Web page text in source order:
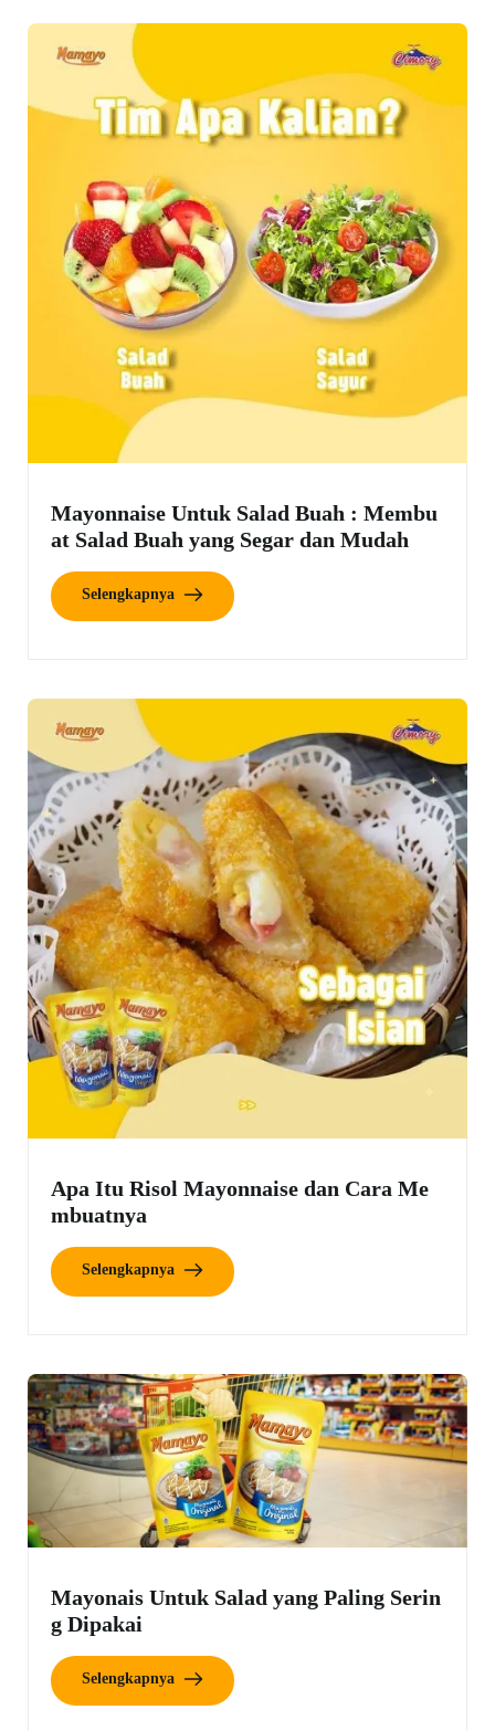
Mayonnaise Untuk Salad Buah : Membu
at Salad Buah yang Segar dan Mudah
Selengkapnya
Apa Itu Risol Mayonnaise dan Cara Me
mbuatnya
Selengkapnya
Mayonais Untuk Salad yang Paling Serin
g Dipakai
Selengkapnya